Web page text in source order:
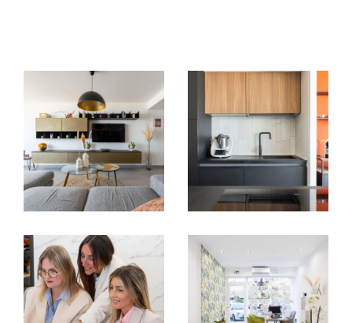
résidence La Rouvière, un véritable village dans
la ville avec plus de 8 000 habitants. Notre
vitrine, visible par plus de 1 200 personnes par
jour, vous offre une exposition unique. Nous
vous réservons un accueil chaleureux et
convivial dans notre agence.
bien immobilier à Marseille 9 ou à vendre un
bien dans ce secteur dynamique, nous
sommes là pour vous accompagner.